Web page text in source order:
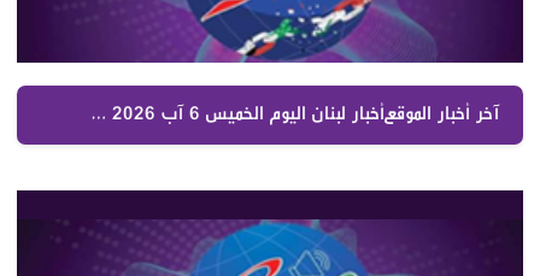
آخر أخبار الموقع : أخبار لبنان اليوم الخميس 6 آب 2026 | جولة شاملة على أبرز التطورات السياسية والأمنيك